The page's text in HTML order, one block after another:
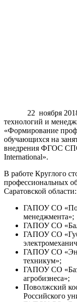
22 ноября 2018
технологий и
«Формирование
обучающихся на
внедрения ФГОС
International».
В работе Круглого
профессиональных
Саратовской области:
ГАПОУ СО
менеджмента»;
ГАПОУ СО
ГАПОУ СО
ГАПОУ СО
техникум»;
ГАПОУ СО
агробизнеса»;
Поволжский
Российского